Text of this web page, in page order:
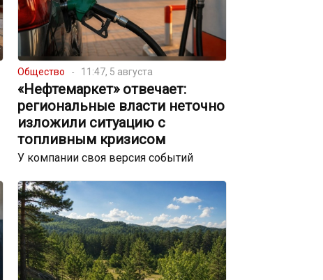
Общество 11:47, 5 августа
«Нефтемаркет» отвечает:
региональные власти неточно
изложили ситуацию с
топливным кризисом
У компании своя версия событий